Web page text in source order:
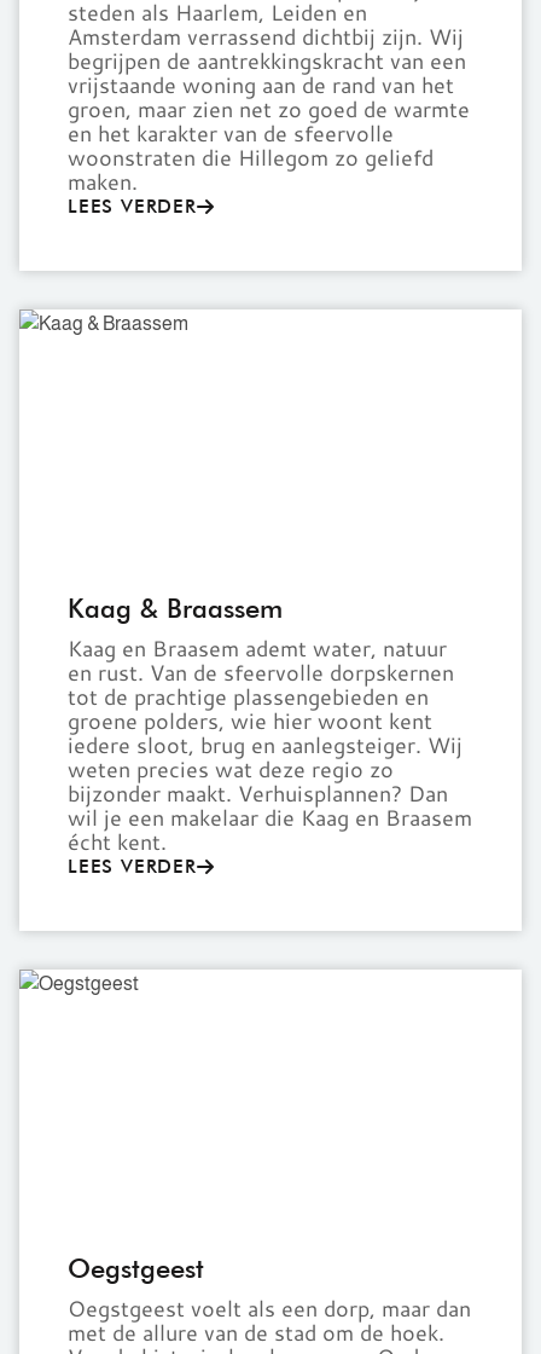
steden als Haarlem, Leiden en
Amsterdam verrassend dichtbij zijn. Wij
begrijpen de aantrekkingskracht van een
vrijstaande woning aan de rand van het
groen, maar zien net zo goed de warmte
en het karakter van de sfeervolle
woonstraten die Hillegom zo geliefd
maken.
LEES VERDER
Kaag
Kaag & Braassem
Kaag en Braasem ademt water, natuur
en rust. Van de sfeervolle dorpskernen
tot de prachtige plassengebieden en
groene polders, wie hier woont kent
iedere sloot, brug en aanlegsteiger. Wij
weten precies wat deze regio zo
bijzonder maakt. Verhuisplannen? Dan
wil je een makelaar die Kaag en Braasem
écht kent.
LEES VERDER
Oegstgeest
Oegstgeest
Oegstgeest voelt als een dorp, maar dan
met de allure van de stad om de hoek.